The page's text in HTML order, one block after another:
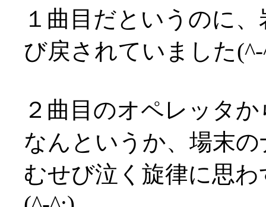
１曲目だというのに
び戻されていました
２曲目のオペレッタ
なんというか、場末
むせび泣く旋律に思